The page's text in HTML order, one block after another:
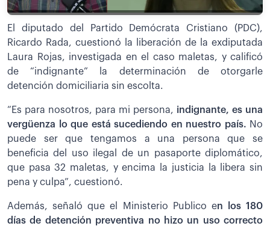
El diputado del Partido Demócrata Cristiano (PDC),
Ricardo Rada, cuestionó la liberación de la exdiputada
Laura Rojas, investigada en el caso maletas, y calificó
de “indignante” la determinación de otorgarle
detención domiciliaria sin escolta.
“Es para nosotros, para mi persona, indignante, es una
vergüenza lo que está sucediendo en nuestro país. No
puede ser que tengamos a una persona que se
beneficia del uso ilegal de un pasaporte diplomático,
que pasa 32 maletas, y encima la justicia la libera sin
pena y culpa”, cuestionó.
Además, señaló que el Ministerio Publico en los 180
días de detención preventiva no hizo un uso correcto